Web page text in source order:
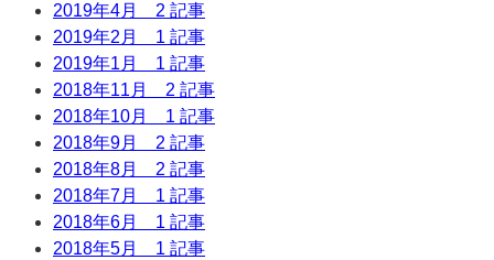
2019年4月 2 記事
2019年2月 1 記事
2019年1月 1 記事
2018年11月 2 記事
2018年10月 1 記事
2018年9月 2 記事
2018年8月 2 記事
2018年7月 1 記事
2018年6月 1 記事
2018年5月 1 記事